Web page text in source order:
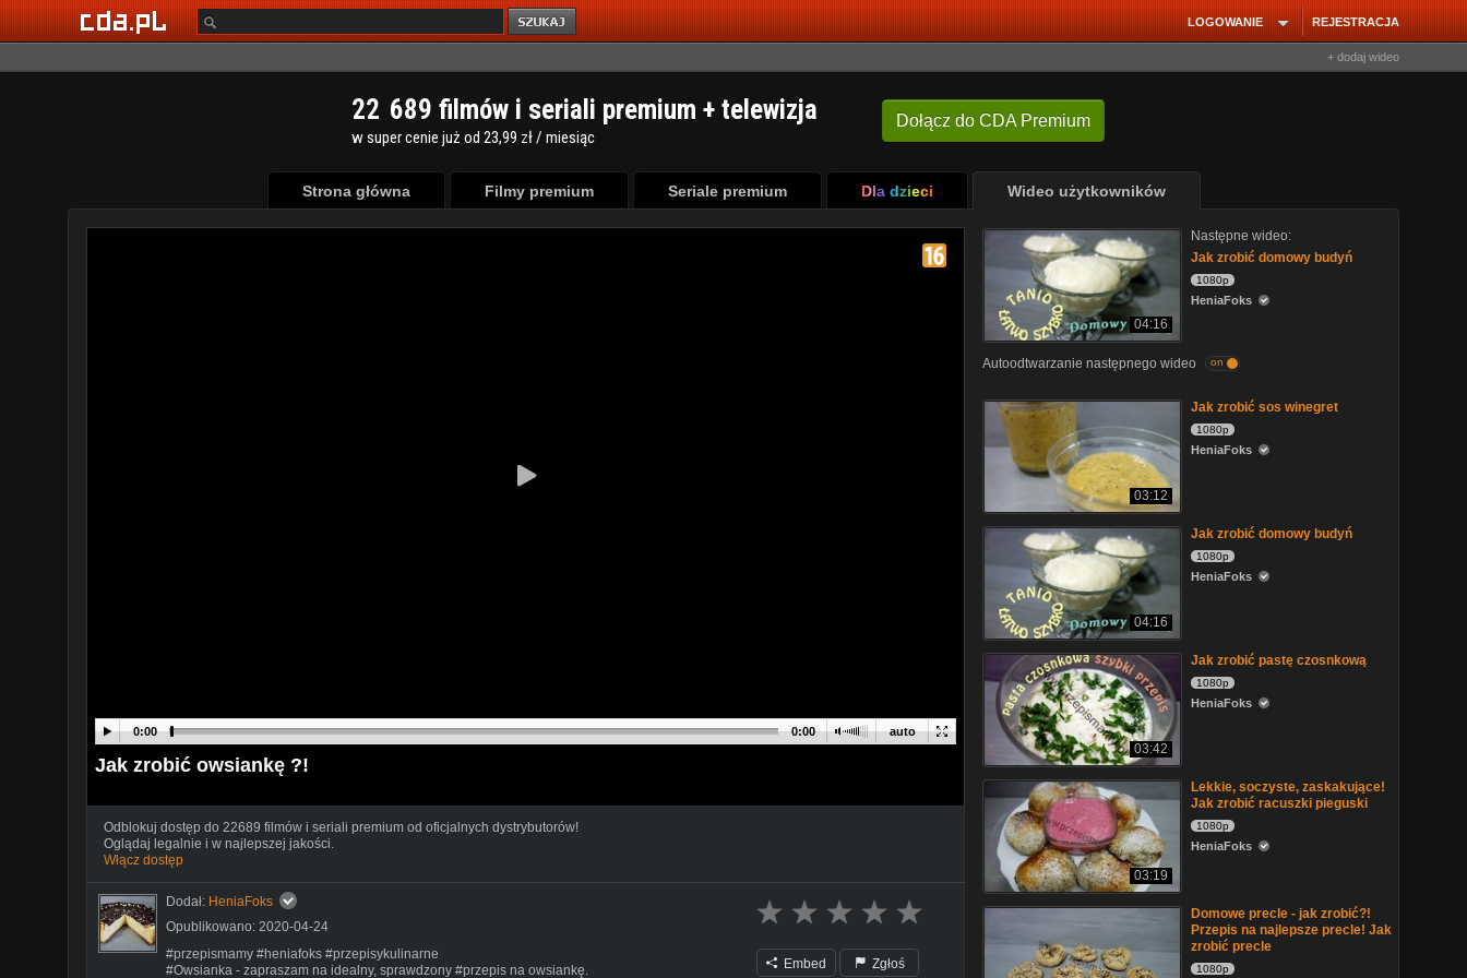
REJESTRACJA
LOGOWANIE
+ dodaj wideo
Dołącz do CDA Premium
22 689 filmów i seriali premium + telewizja
w super cenie już od 23,99 zł / miesiąc
Strona główna Filmy premium Seriale premium Dla dzieci Wideo użytkowników
auto
0:00 0:00
Jak zrobić owsiankę ?!
Odblokuj dostęp do 22689 filmów i seriali premium od oficjalnych dystrybutorów!
Oglądaj legalnie i w najlepszej jakości.
Włącz dostęp
Dodał: HeniaFoks
Opublikowano: 2020-04-24
#przepismamy #heniafoks #przepisykulinarne
#Owsianka - zapraszam na idealny, sprawdzony #przepis na owsiankę.
Embed Zgłoś
04:16
Następne wideo:
Jak zrobić domowy budyń
1080p
HeniaFoks
Autoodtwarzanie następnego wideo on
03:12
Jak zrobić sos winegret
1080p
HeniaFoks
04:16
Jak zrobić domowy budyń
1080p
HeniaFoks
03:42
Jak zrobić pastę czosnkową
1080p
HeniaFoks
03:19
Lekkie, soczyste, zaskakujące!
Jak zrobić racuszki pieguski
1080p
HeniaFoks
Domowe precle - jak zrobić?!
Przepis na najlepsze precle! Jak
zrobić precle
1080p